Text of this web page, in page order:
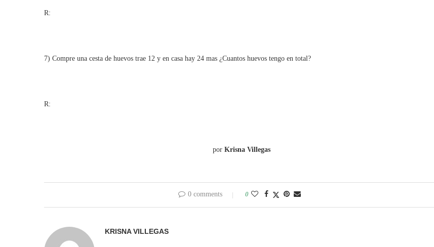
R:
7) Compre una cesta de huevos trae 12 y en casa hay 24 mas ¿Cuantos huevos tengo en total?
R:
por Krisna Villegas
0 comments 0
KRISNA VILLEGAS